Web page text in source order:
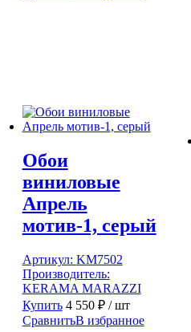
Обои
виниловые
Апрель
мотив-1, серый
Артикул: KM7502
Производитель:
KERAMA MARAZZI
Купить 4 550 ₽/ шт
СравнитьВ избранное